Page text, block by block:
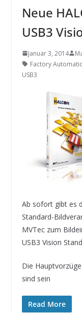
Neue
USB3
Januar 3, 2014
Factory
USB3
Ab sofort gibt es
Standard-
MVTec zum
USB3 Vision
Die
sind sein
Read More